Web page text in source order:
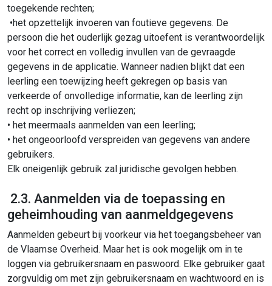
toegekende rechten;
•het opzettelijk invoeren van foutieve gegevens. De
persoon die het ouderlijk gezag uitoefent is verantwoordelijk
voor het correct en volledig invullen van de gevraagde
gegevens in de applicatie. Wanneer nadien blijkt dat een
leerling een toewijzing heeft gekregen op basis van
verkeerde of onvolledige informatie, kan de leerling zijn
recht op inschrijving verliezen;
• het meermaals aanmelden van een leerling;
• het ongeoorloofd verspreiden van gegevens van andere
gebruikers.
Elk oneigenlijk gebruik zal juridische gevolgen hebben.
2.3. Aanmelden via de toepassing en
geheimhouding van aanmeldgegevens
Aanmelden gebeurt bij voorkeur via het toegangsbeheer van
de Vlaamse Overheid. Maar het is ook mogelijk om in te
loggen via gebruikersnaam en paswoord. Elke gebruiker gaat
zorgvuldig om met zijn gebruikersnaam en wachtwoord en is